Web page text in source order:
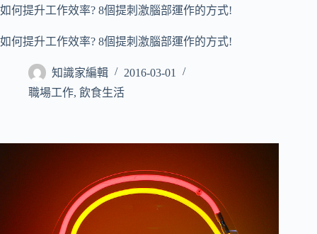
如何提升工作效率? 8個提刺激腦部運作的方式!
如何提升工作效率? 8個提刺激腦部運作的方式!
知識家編輯
2016-03-01
職場工作, 飲食生活